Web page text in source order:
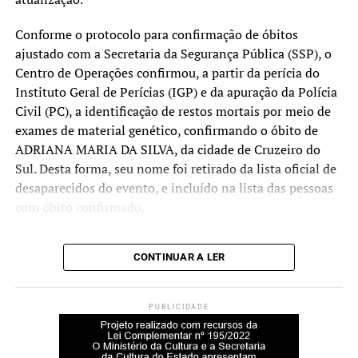
consultoria que dá
condições de retomada e
crescimento. E ainda temos
recursos para atender,
aproximadamente, 5 mil
microempreendedores, ou
seja, queremos que todos
que precisam tenham
oportunidade”, ressalta
Sossella.
Conforme o protocolo para confirmação de óbitos
ajustado com a Secretaria da Segurança Pública (SSP), o
Centro de Operações confirmou, a partir da perícia do
Instituto Geral de Perícias (IGP) e da apuração da Polícia
Civil (PC), a identificação de restos mortais por meio de
exames de material genético, confirmando o óbito de
ADRIANA MARIA DA SILVA, da cidade de Cruzeiro do
Sul. Desta forma, seu nome foi retirado da lista oficial de
desaparecidos do evento, e incluído na lista das pessoas
com óbito confirmado.
O nome de ADRIANO SANDAOWSKI, da cidade de
Canoas, foi retirado da lista de pessoas desaparecidas
naquele órgão no final do mês de julho, familiares
confirmaram que Adriano mudou-se para uma cidade em
CONTINUAR A LER
PUBLICIDADE